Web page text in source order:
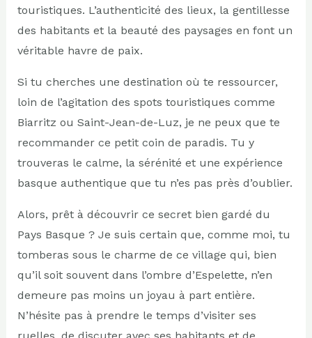
touristiques. L’authenticité des lieux, la gentillesse
des habitants et la beauté des paysages en font un
véritable havre de paix.
Si tu cherches une destination où te ressourcer,
loin de l’agitation des spots touristiques comme
Biarritz ou Saint-Jean-de-Luz, je ne peux que te
recommander ce petit coin de paradis. Tu y
trouveras le calme, la sérénité et une expérience
basque authentique que tu n’es pas près d’oublier.
Alors, prêt à découvrir ce secret bien gardé du
Pays Basque ? Je suis certain que, comme moi, tu
tomberas sous le charme de ce village qui, bien
qu’il soit souvent dans l’ombre d’Espelette, n’en
demeure pas moins un joyau à part entière.
N’hésite pas à prendre le temps d’visiter ses
ruelles, de discuter avec ses habitants et de